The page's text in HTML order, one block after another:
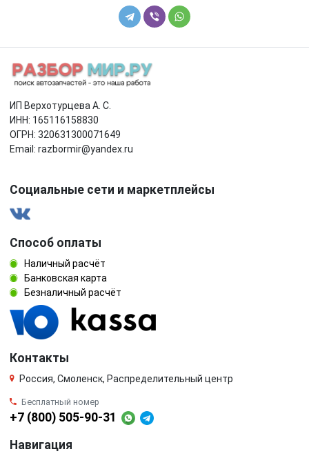
ИП Верхотурцева А. С.
ИНН: 165116158830
ОГРН: 320631300071649
Email: razbormir@yandex.ru
Социальные сети и маркетплейсы
Способ оплаты
Наличный расчёт
Банковская карта
Безналичный расчёт
Контакты
Россия, Смоленск, Распределительный центр
Бесплатный номер
+7 (800) 505-90-31
Навигация